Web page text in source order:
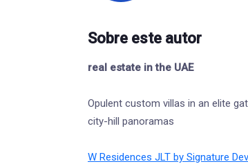
Sobre este autor
real estate in the UAE
Opulent custom villas in an elite
city-hill panoramas
W Residences JLT by Signature